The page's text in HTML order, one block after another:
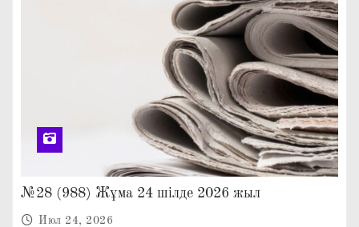
№28 (988) Жұма 24 шілде 2026 жыл
Июл 24, 2026